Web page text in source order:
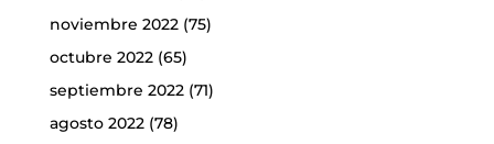
noviembre 2022(75)
octubre 2022(65)
septiembre 2022(71)
agosto 2022(78)